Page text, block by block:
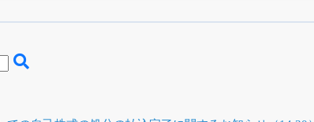
でβ版をはじめる